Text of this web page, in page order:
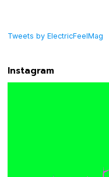
Tweets by ElectricFeelMag
Instagram